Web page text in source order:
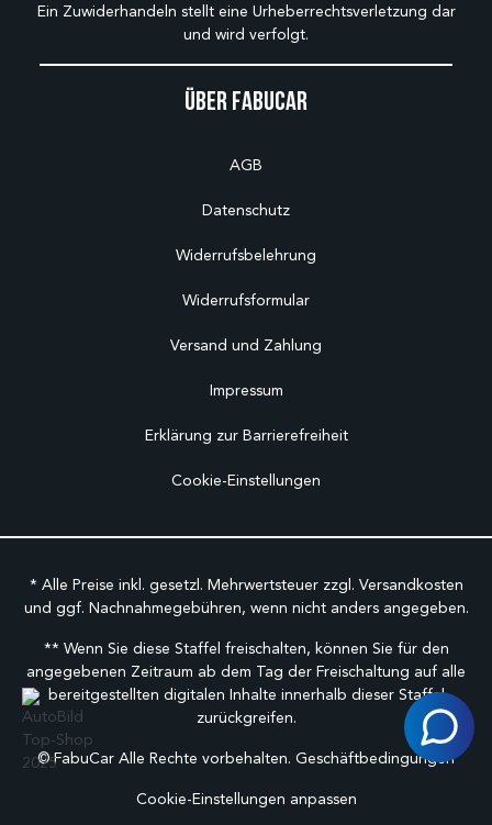
Über Fabucar
AGB
Datenschutz
Widerrufsbelehrung
Widerrufsformular
Versand und Zahlung
Impressum
Erklärung zur Barrierefreiheit
Cookie-Einstellungen
Ein Zuwiderhandeln stellt eine Urheberrechtsverletzung dar
und wird verfolgt.
* Alle Preise inkl. gesetzl. Mehrwertsteuer zzgl. Versandkosten
und ggf. Nachnahmegebühren, wenn nicht anders angegeben.
** Wenn Sie diese Staffel freischalten, können Sie für den
angegebenen Zeitraum ab dem Tag der Freischaltung auf alle
bereitgestellten digitalen Inhalte innerhalb dieser Staffel
zurückgreifen.
©FabuCar Alle Rechte vorbehalten. Geschäftbedingungen
Cookie-Einstellungen anpassen